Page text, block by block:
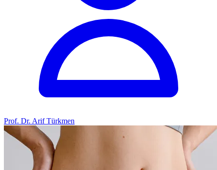
Prof. Dr. Arif Türkmen